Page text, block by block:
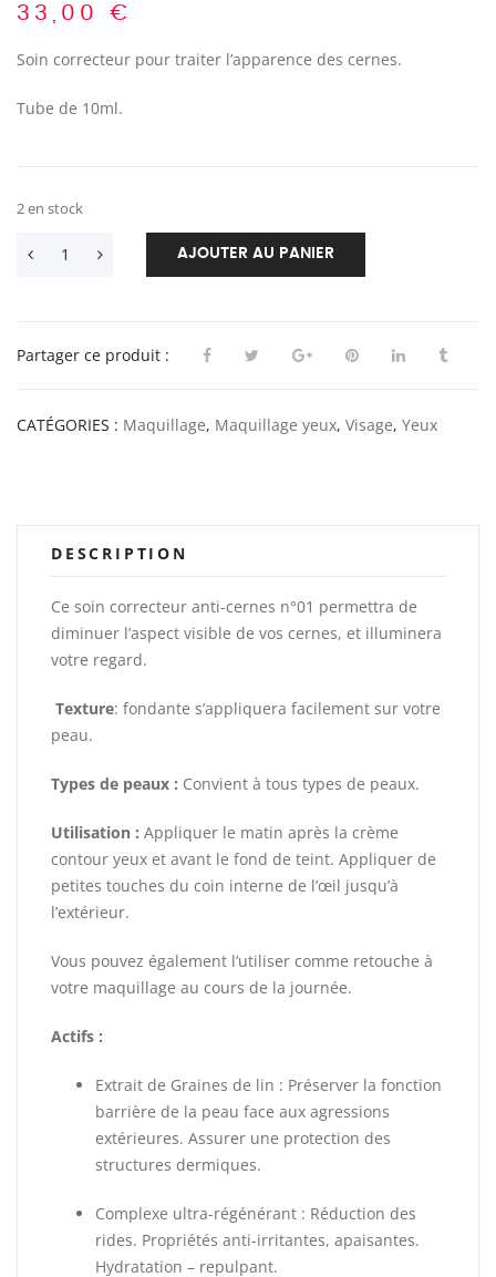
33,00 €
Soin correcteur pour traiter l’apparence des cernes.
Tube de 10ml.
2 en stock
AJOUTER AU PANIER
Partager ce produit :
CATÉGORIES : Maquillage, Maquillage yeux, Visage, Yeux
DESCRIPTION
Ce soin correcteur anti-cernes n°01 permettra de
diminuer l’aspect visible de vos cernes, et illuminera
votre regard.
Texture: fondante s’appliquera facilement sur votre
peau.
Types de peaux : Convient à tous types de peaux.
Utilisation : Appliquer le matin après la crème
contour yeux et avant le fond de teint. Appliquer de
petites touches du coin interne de l’œil jusqu’à
l’extérieur.
Vous pouvez également l’utiliser comme retouche à
votre maquillage au cours de la journée.
Actifs :
Extrait de Graines de lin : Préserver la fonction
barrière de la peau face aux agressions
extérieures. Assurer une protection des
structures dermiques.
Complexe ultra-régénérant : Réduction des
rides. Propriétés anti-irritantes, apaisantes.
Hydratation – repulpant.